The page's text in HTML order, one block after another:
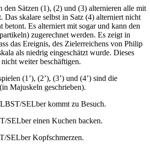
Sätzen (1), (2) und (3) alternieren alle mit
Das skalare selbst in Satz (4) alterniert nicht
betont. Es alterniert mit sogar und kann den
zugerechnet werden. Es zeigt in
das Ereignis, des Zielerreichens von Philip
als niedrig eingeschätzt wurde. Dieses
weiter beschäftigen.
(1’), (2’), (3’) und (4’) sind die
Majuskeln geschrieben).
SELber kommt zu Besuch.
SELber einen Kuchen backen.
SELber Kopfschmerzen.